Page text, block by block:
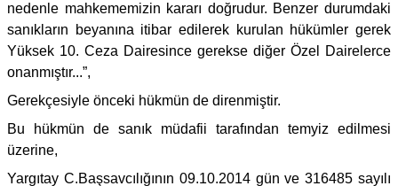
nedenle mahkememizin kararı doğrudur. Benzer durumdaki
sanıkların beyanına itibar edilerek kurulan hükümler gerek
Yüksek 10. Ceza Dairesince gerekse diğer Özel Dairelerce
onanmıştır...”,
Gerekçesiyle önceki hükmün de direnmiştir.
Bu hükmün de sanık müdafii tarafından temyiz edilmesi
üzerine,
Yargıtay C.Başsavcılığının 09.10.2014 gün ve 316485 sayılı